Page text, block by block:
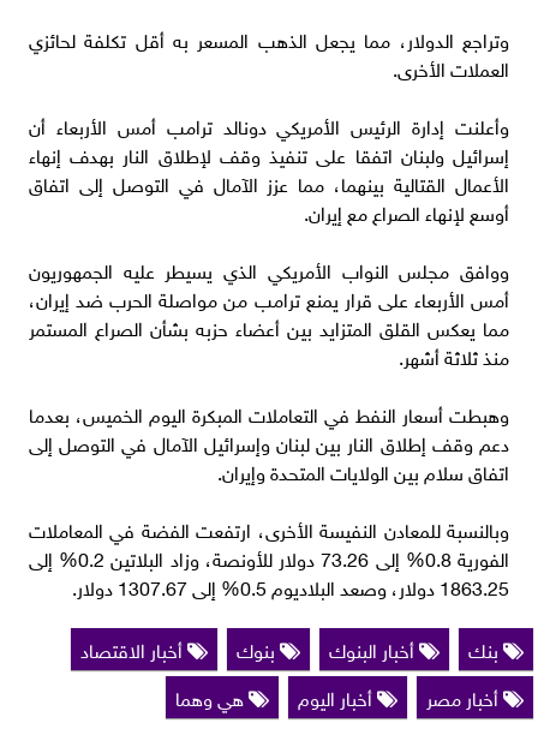
وتراجع الدولار، مما يجعل الذهب المسعر به أقل تكلفة لحائزي
العملات الأخرى.
وأعلنت إدارة الرئيس الأمريكي دونالد ترامب أمس الأربعاء أن
إسرائيل ولبنان اتفقا على تنفيذ وقف لإطلاق النار بهدف إنهاء
الأعمال القتالية بينهما، مما عزز الآمال في التوصل إلى اتفاق
أوسع لإنهاء الصراع مع إيران.
ووافق مجلس النواب الأمريكي الذي يسيطر عليه الجمهوريون
أمس الأربعاء على قرار يمنع ترامب من مواصلة الحرب ضد إيران،
مما يعكس القلق المتزايد بين أعضاء حزبه بشأن الصراع المستمر
منذ ثلاثة أشهر.
وهبطت أسعار النفط في التعاملات المبكرة اليوم الخميس، بعدما
دعم وقف إطلاق النار بين لبنان وإسرائيل الآمال في التوصل إلى
اتفاق سلام بين الولايات المتحدة وإيران.
وبالنسبة للمعادن النفيسة الأخرى، ارتفعت الفضة في المعاملات
الفورية 0.8% إلى 73.26 دولار للأونصة، وزاد البلاتين 0.2% إلى
1863.25 دولار، وصعد البلاديوم 0.5% إلى 1307.67 دولار.
بنك
أخبار البنوك بنوك
أخبار الاقتصاد
أخبار مصر
أخبار اليوم هي وهما